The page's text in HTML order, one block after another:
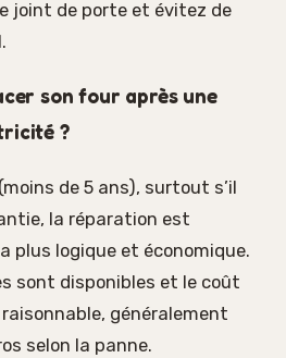
joint de porte et évitez de
son four après une
?
de 5 ans), surtout s’il
la réparation est
plus logique et économique.
sont disponibles et le coût
généralement
selon la panne.